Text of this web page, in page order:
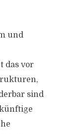
und
das vor
sind